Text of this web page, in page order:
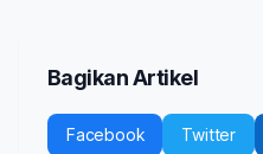
Bagikan Artikel
Facebook Twitter